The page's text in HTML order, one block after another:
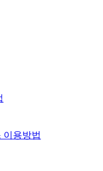
이용방법